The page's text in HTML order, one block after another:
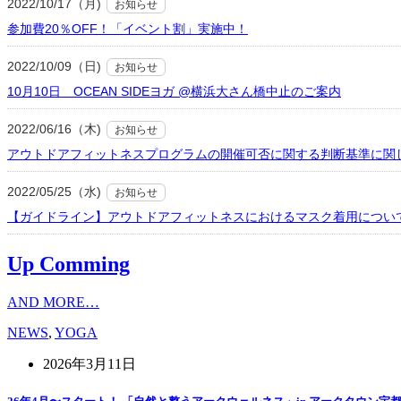
2022/10/17（月) お知らせ
参加費20％OFF！「イベント割」実施中！
2022/10/09（日) お知らせ
10月10日 OCEAN SIDEヨガ @横浜大さん橋中止のご案内
2022/06/16（木) お知らせ
アウトドアフィットネスプログラムの開催可否に関する判断基準に関
2022/05/25（水) お知らせ
【ガイドライン】アウトドアフィットネスにおけるマスク着用につい
Up Comming
AND MORE…
NEWS, YOGA
2026年3月11日